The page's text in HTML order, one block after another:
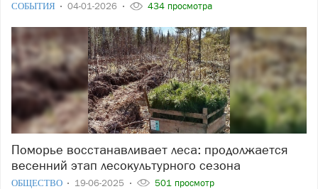
СОБЫТИЯ 04-01-2026 434 просмотра
Поморье восстанавливает леса: продолжается
весенний этап лесокультурного сезона
ОБЩЕСТВО 19-06-2025 501 просмотр